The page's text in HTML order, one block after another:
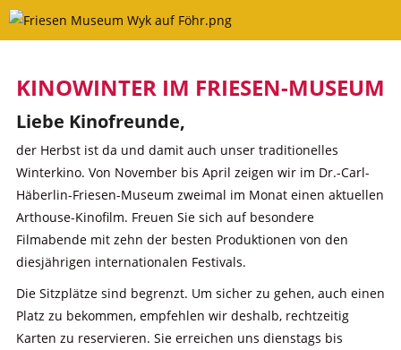
Skip
KINOWINTER IM FRIESEN-MUSEUM
Liebe Kinofreunde,
der Herbst ist da und damit auch unser traditionelles
Winterkino. Von November bis April zeigen wir im Dr.-Carl-
Häberlin-Friesen-Museum zweimal im Monat einen aktuellen
Arthouse-Kinofilm. Freuen Sie sich auf besondere
Filmabende mit zehn der besten Produktionen von den
diesjährigen internationalen Festivals.
Die Sitzplätze sind begrenzt. Um sicher zu gehen, auch einen
Platz zu bekommen, empfehlen wir deshalb, rechtzeitig
Karten zu reservieren. Sie erreichen uns dienstags bis